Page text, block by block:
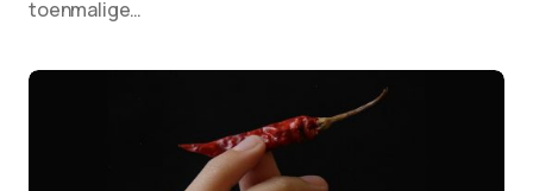
toenmalige…